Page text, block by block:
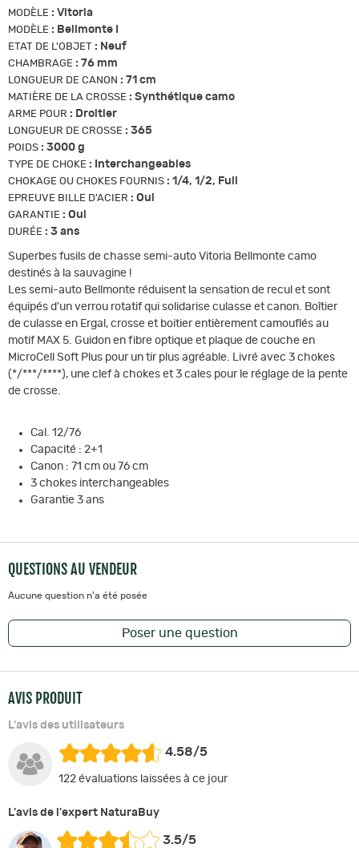
MODÈLE : Vitoria
MODÈLE : Bellmonte I
ETAT DE L'OBJET : Neuf
CHAMBRAGE : 76 mm
LONGUEUR DE CANON : 71 cm
MATIÈRE DE LA CROSSE : Synthétique camo
ARME POUR : Droitier
LONGUEUR DE CROSSE : 365
POIDS : 3000 g
TYPE DE CHOKE : Interchangeables
CHOKAGE OU CHOKES FOURNIS : 1/4, 1/2, Full
EPREUVE BILLE D'ACIER : Oui
GARANTIE : Oui
DURÉE : 3 ans
Superbes fusils de chasse semi-auto Vitoria Bellmonte camo
destinés à la sauvagine !
Les semi-auto Bellmonte réduisent la sensation de recul et sont
équipés d'un verrou rotatif qui solidarise culasse et canon. Boîtier
de culasse en Ergal, crosse et boitier entièrement camouflés au
motif MAX 5. Guidon en fibre optique et plaque de couche en
MicroCell Soft Plus pour un tir plus agréable. Livré avec 3 chokes
(*/***/****), une clef à chokes et 3 cales pour le réglage de la pente
de crosse.
Cal. 12/76
Capacité : 2+1
Canon : 71 cm ou 76 cm
3 chokes interchangeables
Garantie 3 ans
QUESTIONS AU VENDEUR
Aucune question n'a été posée
Poser une question
AVIS PRODUIT
L'avis des utilisateurs
4.58/5
122 évaluations laissées à ce jour
L'avis de l'expert NaturaBuy
3.5/5